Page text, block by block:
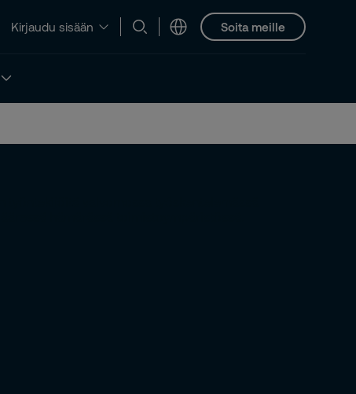
Kirjaudu sisään Soita meille